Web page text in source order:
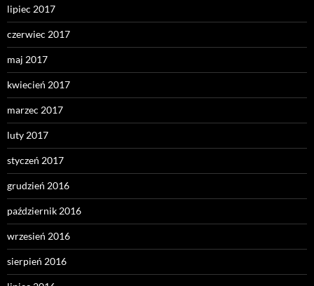
lipiec 2017
czerwiec 2017
maj 2017
kwiecień 2017
marzec 2017
luty 2017
styczeń 2017
grudzień 2016
październik 2016
wrzesień 2016
sierpień 2016